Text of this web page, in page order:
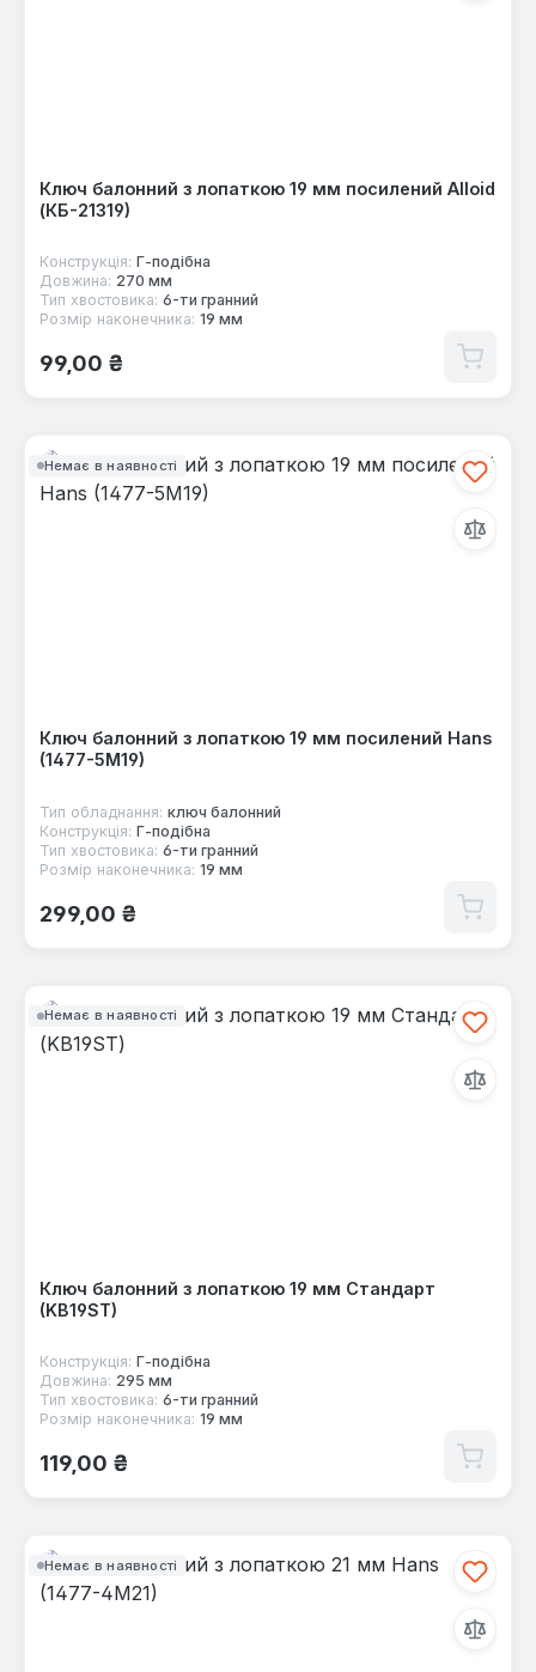
Ключ балонний з лопаткою 19 мм посилений Alloid
(КБ-21319)
Конструкція: Г-пoдібна
Довжина: 270 мм
Тип хвостовика: 6-ти гранний
Розмір наконечника: 19 мм
Звичайна ціна:
99,00 ₴
Немає в наявності
Ключ балонний з лопаткою 19 мм посилений Hans
(1477-5M19)
Тип обладнання: ключ балонний
Конструкція: Г-пoдібна
Тип хвостовика: 6-ти гранний
Розмір наконечника: 19 мм
Звичайна ціна:
299,00 ₴
Немає в наявності
Ключ балонний з лопаткою 19 мм Стандарт
(KB19ST)
Конструкція: Г-пoдібна
Довжина: 295 мм
Тип хвостовика: 6-ти гранний
Розмір наконечника: 19 мм
Звичайна ціна:
119,00 ₴
Немає в наявності